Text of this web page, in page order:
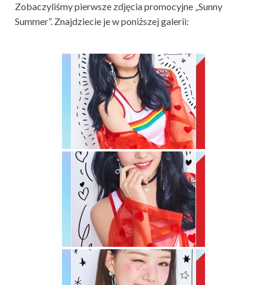
Zobaczyliśmy pierwsze zdjęcia promocyjne „Sunny
Summer”. Znajdziecie je w poniższej galerii: